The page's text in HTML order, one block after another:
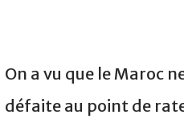
On a vu que le Maroc
défaite au point de